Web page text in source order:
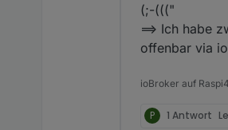
(;-((("
==> Ich habe
offenbar via
ioBroker auf
P 1 Antwort